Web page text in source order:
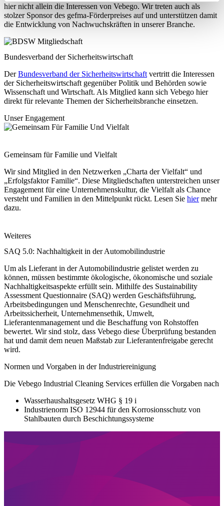
hier nicht allein die Interessen von Vebego. Wir treten auch als
stolzer Sponsor des gefma-Förderpreises auf und unterstützen damit
die Entwicklung von Nachwuchskräften in unserer Branche.
Bundesverband der Sicherheitswirtschaft
DerBundesverband der Sicherheitswirtschaft vertritt die Interessen
der Sicherheitswirtschaft gegenüber Politik und Behörden sowie
Wissenschaft und Wirtschaft. Als Mitglied kann sich Vebego hier
direkt für relevante Themen der Sicherheitsbranche einsetzen.
Unser Engagement
Gemeinsam für Familie und Vielfalt
Wir sind Mitglied in den Netzwerken „Charta der Vielfalt“ und
„Erfolgsfaktor Familie“. Diese Mitgliedschaften unterstreichen unser
Engagement für eine Unternehmenskultur, die Vielfalt als Chance
versteht und Familien in den Mittelpunkt rückt. Lesen Sie hiermehr
dazu.
Weiteres
SAQ 5.0: Nachhaltigkeit in der Automobilindustrie
Um als Lieferant in der Automobilindustrie gelistet werden zu
können, müssen bestimmte ökologische, ökonomische und soziale
Nachhaltigkeitsaspekte erfüllt sein. Mithilfe des Sustainability
Assessment Questionnaire (SAQ) werden Geschäftsführung,
Arbeitsbedingungen und Menschenrechte, Gesundheit und
Arbeitssicherheit, Unternehmensethik, Umwelt,
Lieferantenmanagement und die Beschaffung von Rohstoffen
bewertet. Wir sind stolz, dass Vebego diese Überprüfung bestanden
hat und damit dem neuen Maßstab zur Lieferantenfreigabe gerecht
wird.
Normen und Vorgaben in der Industriereinigung
Die Vebego Industrial Cleaning Services erfüllen die Vorgaben nach
Wasserhaushaltsgesetz WHG § 19 i
Industrienorm ISO 12944 für den Korrosionsschutz von
Stahlbauten durch Beschichtungssysteme